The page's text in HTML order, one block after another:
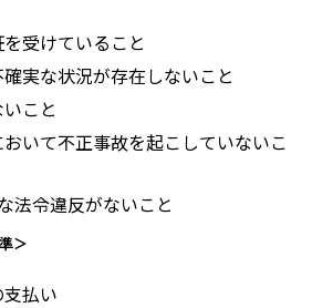
受けていること
実な状況が存在しないこと
こと
いて不正事故を起こしていないこ
法令違反がないこと
＞
払い